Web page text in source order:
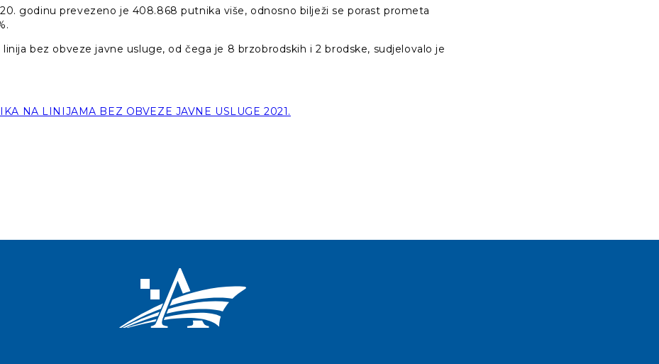
godinu prevezeno je 408.868 putnika više, odnosno bilježi se porast prometa
linija bez obveze javne usluge, od čega je 8 brzobrodskih i 2 brodske, sudjelovalo je
NA LINIJAMA BEZ OBVEZE JAVNE USLUGE 2021.